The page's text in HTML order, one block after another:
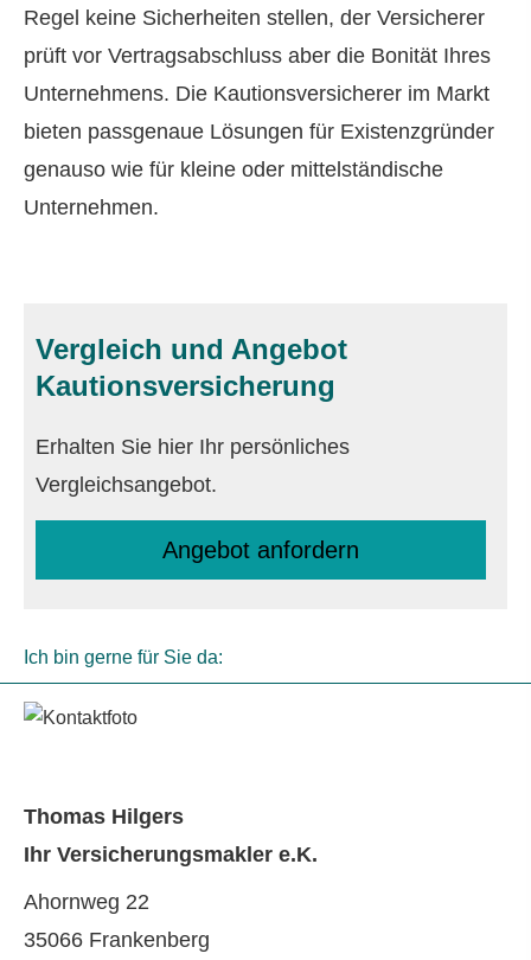
Regel keine Sicherheiten stellen, der Versicherer
prüft vor Vertragsabschluss aber die Bonität Ihres
Unternehmens. Die Kautionsversicherer im Markt
bieten passgenaue Lösungen für Existenzgründer
genauso wie für kleine oder mittelständische
Unternehmen.
Vergleich und Angebot
Kautionsversicherung
Erhalten Sie hier Ihr persönliches
Vergleichsangebot.
An­ge­bot an­for­dern
Ich bin gerne für Sie da:
Thomas Hilgers
Ihr Ver­sicherungs­makler e.K.
Ahornweg 22
35066 Frankenberg